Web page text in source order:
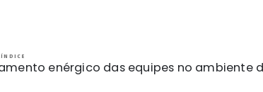
enérgico das equipes no ambiente